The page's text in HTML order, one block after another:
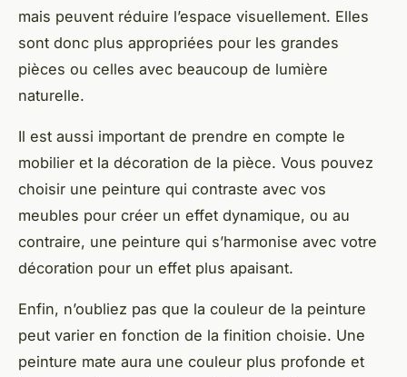
mais peuvent réduire l’espace visuellement. Elles
sont donc plus appropriées pour les grandes
pièces ou celles avec beaucoup de lumière
naturelle.
Il est aussi important de prendre en compte le
mobilier et la décoration de la pièce. Vous pouvez
choisir une peinture qui contraste avec vos
meubles pour créer un effet dynamique, ou au
contraire, une peinture qui s’harmonise avec votre
décoration pour un effet plus apaisant.
Enfin, n’oubliez pas que la couleur de la peinture
peut varier en fonction de la finition choisie. Une
peinture mate aura une couleur plus profonde et